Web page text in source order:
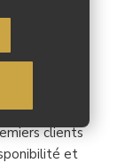
dans
contribuer
clients
et